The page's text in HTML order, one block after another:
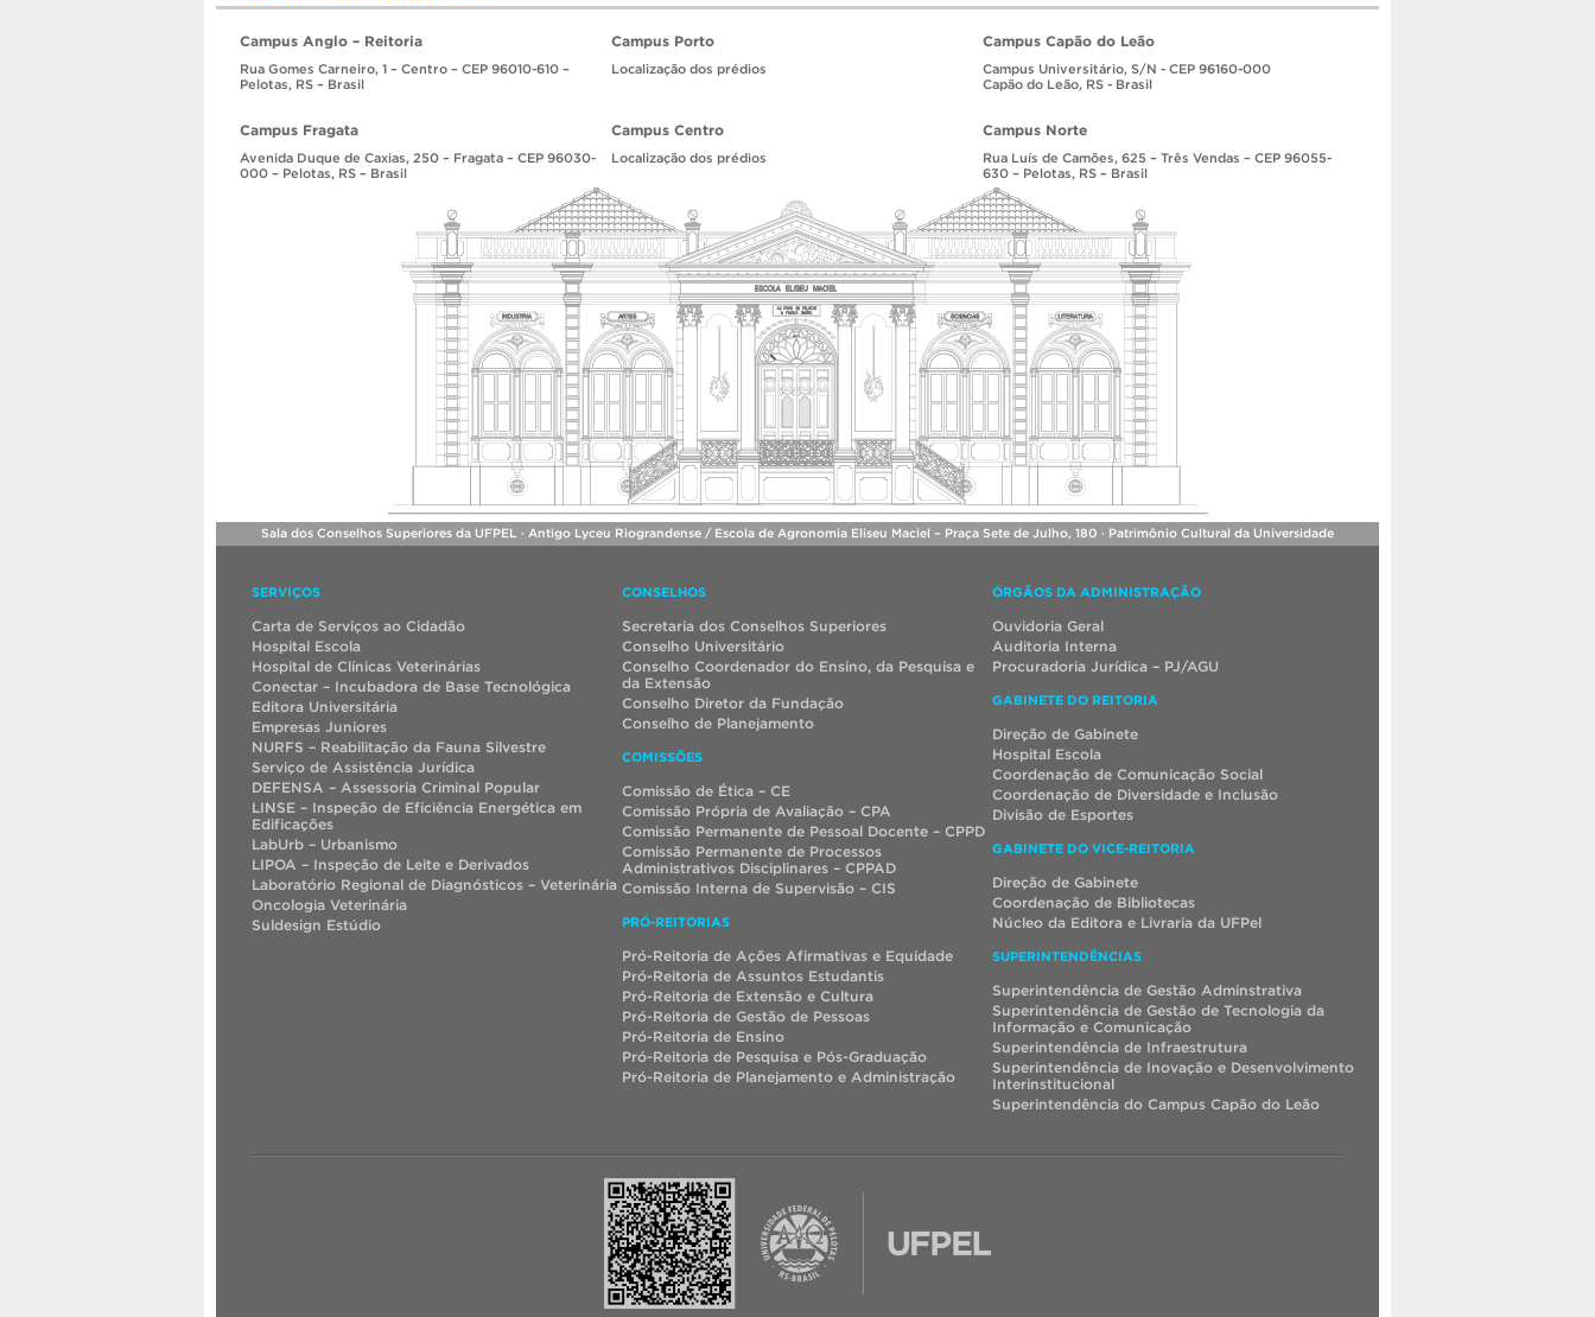
Campus Anglo – Reitoria
Rua Gomes Carneiro, 1 – Centro – CEP 96010-610 –
Pelotas, RS – Brasil
Campus Porto
Localização dos prédios
Campus Capão do Leão
Campus Universitário, S/N - CEP 96160-000
Capão do Leão, RS - Brasil
Campus Fragata
Avenida Duque de Caxias, 250 – Fragata – CEP 96030-
000 – Pelotas, RS – Brasil
Campus Centro
Localização dos prédios
Campus Norte
Rua Luís de Camões, 625 – Três Vendas – CEP 96055-
630 – Pelotas, RS – Brasil
Sala dos Conselhos Superiores da UFPEL · Antigo Lyceu Riograndense / Escola de Agronomia Eliseu Maciel – Praça Sete de Julho, 180 · Patrimônio Cultural da Universidade
SERVIÇOS
Carta de Serviços ao Cidadão
Hospital Escola
Hospital de Clínicas Veterinárias
Conectar – Incubadora de Base Tecnológica
Editora Universitária
Empresas Juniores
NURFS – Reabilitação da Fauna Silvestre
Serviço de Assistência Jurídica
DEFENSA – Assessoria Criminal Popular
LINSE – Inspeção de Eficiência Energética em
Edificações
LabUrb – Urbanismo
LIPOA – Inspeção de Leite e Derivados
Laboratório Regional de Diagnósticos – Veterinária
Oncologia Veterinária
Suldesign Estúdio
CONSELHOS
Secretaria dos Conselhos Superiores
Conselho Universitário
Conselho Coordenador do Ensino, da Pesquisa e
da Extensão
Conselho Diretor da Fundação
Conselho de Planejamento
COMISSÕES
Comissão de Ética – CE
Comissão Própria de Avaliação – CPA
Comissão Permanente de Pessoal Docente – CPPD
Comissão Permanente de Processos
Administrativos Disciplinares – CPPAD
Comissão Interna de Supervisão – CIS
PRÓ-REITORIAS
Pró-Reitoria de Ações Afirmativas e Equidade
Pró-Reitoria de Assuntos Estudantis
Pró-Reitoria de Extensão e Cultura
Pró-Reitoria de Gestão de Pessoas
Pró-Reitoria de Ensino
Pró-Reitoria de Pesquisa e Pós-Graduação
Pró-Reitoria de Planejamento e Administração
ÓRGÃOS DA ADMINISTRAÇÃO
Ouvidoria Geral
Auditoria Interna
Procuradoria Jurídica – PJ/AGU
GABINETE DO REITORIA
Direção de Gabinete
Hospital Escola
Coordenação de Comunicação Social
Coordenação de Diversidade e Inclusão
Divisão de Esportes
GABINETE DO VICE-REITORIA
Direção de Gabinete
Coordenação de Bibliotecas
Núcleo da Editora e Livraria da UFPel
SUPERINTENDÊNCIAS
Superintendência de Gestão Adminstrativa
Superintendência de Gestão de Tecnologia da
Informação e Comunicação
Superintendência de Infraestrutura
Superintendência de Inovação e Desenvolvimento
Interinstitucional
Superintendência do Campus Capão do Leão